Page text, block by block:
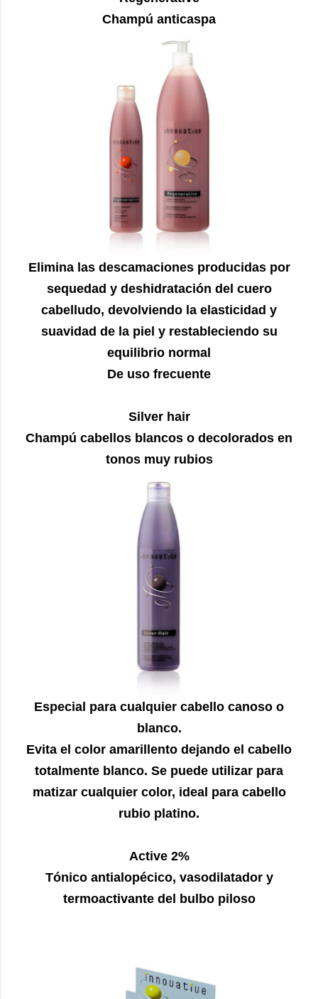
Champú anticaspa
Elimina las descamaciones producidas por
sequedad y deshidratación del cuero
cabelludo, devolviendo la elasticidad y
suavidad de la piel y restableciendo su
equilibrio normal
De uso frecuente
Silver hair
Champú cabellos blancos o decolorados en
tonos muy rubios
Especial para cualquier cabello canoso o
blanco.
Evita el color amarillento dejando el cabello
totalmente blanco. Se puede utilizar para
matizar cualquier color, ideal para cabello
rubio platino.
Active 2%
Tónico antialopécico, vasodilatador y
termoactivante del bulbo piloso